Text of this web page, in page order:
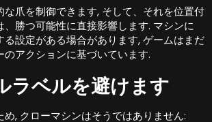
な爪を制御できます, そして、それを位置付
、勝つ可能性に直接影響します. マシンに
る設定がある場合があります, ゲームはまだ
アクションに基づいています.
ラベルを避けます
, クローマシンはそうではありません: